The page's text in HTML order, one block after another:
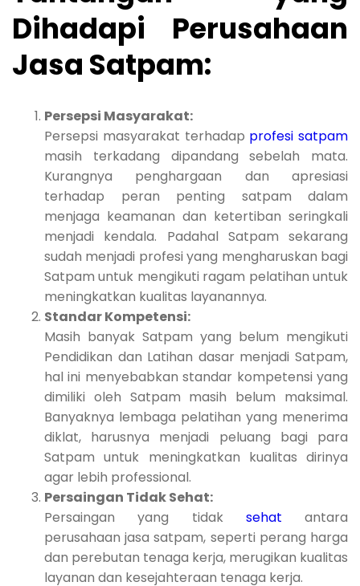
Dihadapi Perusahaan
Jasa Satpam:
Persepsi Masyarakat:
Persepsi masyarakat terhadap profesi satpam
masih terkadang dipandang sebelah mata.
Kurangnya penghargaan dan apresiasi
terhadap peran penting satpam dalam
menjaga keamanan dan ketertiban seringkali
menjadi kendala. Padahal Satpam sekarang
sudah menjadi profesi yang mengharuskan bagi
Satpam untuk mengikuti ragam pelatihan untuk
meningkatkan kualitas layanannya.
Standar Kompetensi:
Masih banyak Satpam yang belum mengikuti
Pendidikan dan Latihan dasar menjadi Satpam,
hal ini menyebabkan standar kompetensi yang
dimiliki oleh Satpam masih belum maksimal.
Banyaknya lembaga pelatihan yang menerima
diklat, harusnya menjadi peluang bagi para
Satpam untuk meningkatkan kualitas dirinya
agar lebih professional.
Persaingan Tidak Sehat:
Persaingan yang tidak sehat antara
perusahaan jasa satpam, seperti perang harga
dan perebutan tenaga kerja, merugikan kualitas
layanan dan kesejahteraan tenaga kerja.